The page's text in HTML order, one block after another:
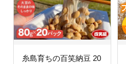
糸島育ちの百笑納豆 20